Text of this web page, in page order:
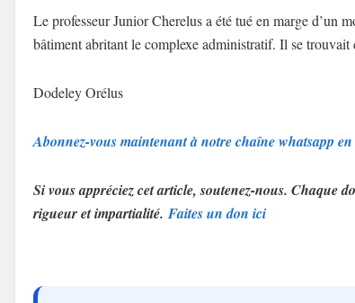
Le professeur Junior Cherelus a été tué en marge d’un
bâtiment abritant le complexe administratif. Il se trouvait
Dodeley Orélus
Abonnez-vous maintenant à notre chaîne whatsapp
Si vous appréciez cet article, soutenez-nous. Chaque
rigueur et impartialité. Faites un don ici